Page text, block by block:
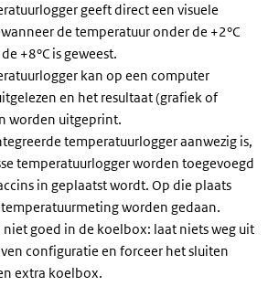
geeft direct een visuele
de temperatuur onder de +2°C
+8°C is geweest.
kan op een computer
en het resultaat (grafiek of
worden uitgeprint.
temperatuurlogger aanwezig is,
temperatuurlogger worden toegevoegd
in geplaatst wordt. Op die plaats
worden gedaan.
niet goed in de koelbox: laat niets weg uit
configuratie en forceer het sluiten
extra koelbox.